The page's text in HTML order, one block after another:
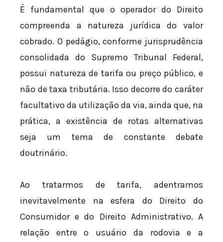
É fundamental que o operador do Direito
compreenda a natureza jurídica do valor
cobrado. O pedágio, conforme jurisprudência
consolidada do Supremo Tribunal Federal,
possui natureza de tarifa ou preço público, e
não de taxa tributária. Isso decorre do caráter
facultativo da utilização da via, ainda que, na
prática, a existência de rotas alternativas
seja um tema de constante debate
doutrinário.
Ao tratarmos de tarifa, adentramos
inevitavelmente na esfera do Direito do
Consumidor e do Direito Administrativo. A
relação entre o usuário da rodovia e a